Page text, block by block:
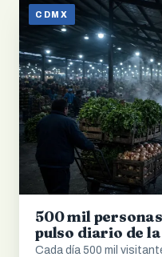
CDMX
500 mil
pulso diario de
Cada día 500 mil